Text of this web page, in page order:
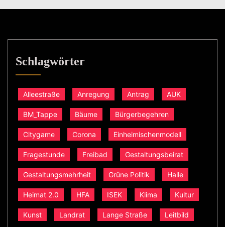
Schlagwörter
Alleestraße Anregung Antrag AUK
BM_Tappe Bäume Bürgerbegehren
Citygame Corona Einheimischenmodell
Fragestunde Freibad Gestaltungsbeirat
Gestaltungsmehrheit Grüne Politik Halle
Heimat 2.0 HFA ISEK Klima Kultur
Kunst Landrat Lange Straße Leitbild